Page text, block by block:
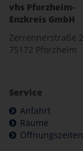
vhs Pforzheim-
Enzkreis GmbH
Zerrennerstraße
75172 Pforzheim
Service
Anfahrt
Räume
Öffnungszeiten